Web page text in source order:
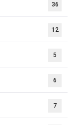
36
12
5
6
7